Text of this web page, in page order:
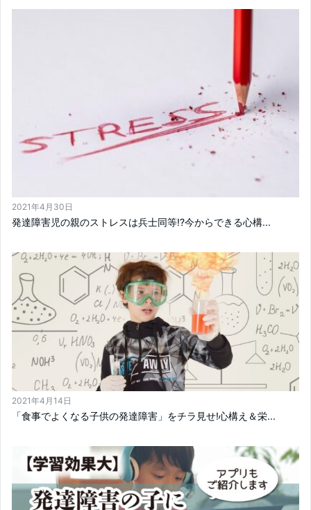
2021年4月30日
発達障害児の親のストレスは兵士同等!?今からできる心構...
2021年4月14日
「食事でよくなる子供の発達障害」をチラ見せ!心構え＆栄...